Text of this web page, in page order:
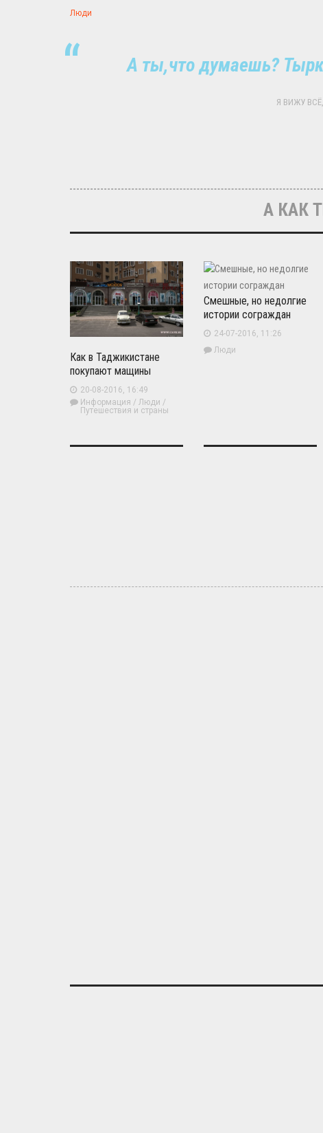
Люди
А ты,что думаешь?
Я ВИЖУ
А КАК
Как в Таджикистане
покупают мащины
20-08-2016, 16:49
Информация / Люди /
Путешествия и страны
Смешные, но недолгие
истории сограждан
24-07-2016, 11:26
Люди